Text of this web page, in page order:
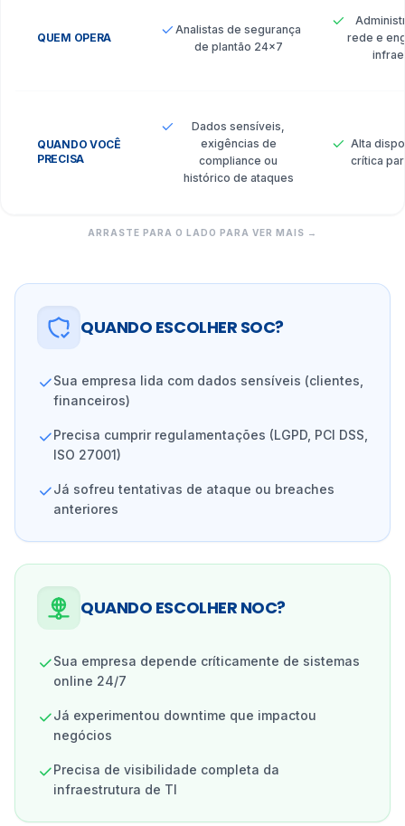
QUEM OPERA
Analistas de segurança
de plantão 24x7
rede e
QUANDO VOCÊ
PRECISA
Dados sensíveis,
exigências de
compliance ou
histórico de ataques
Alta
crítica
ARRASTE PARA O LADO PARA VER MAIS →
QUANDO ESCOLHER SOC?
Sua empresa lida com dados sensíveis (clientes,
financeiros)
Precisa cumprir regulamentações (LGPD, PCI DSS,
ISO 27001)
Já sofreu tentativas de ataque ou breaches
anteriores
QUANDO ESCOLHER NOC?
Sua empresa depende críticamente de sistemas
online 24/7
Já experimentou downtime que impactou
negócios
Precisa de visibilidade completa da
infraestrutura de TI